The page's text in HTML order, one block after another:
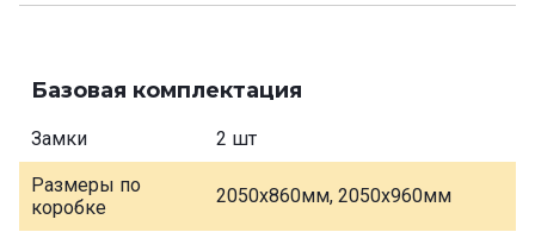
Базовая комплектация
Замки 2 шт
Размеры по
коробке
2050х860мм, 2050х960мм